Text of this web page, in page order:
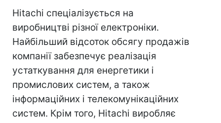
Hitachi спеціалізується на
виробництві різної електроніки.
Найбільший відсоток обсягу продажів
компанії забезпечує реалізація
устаткування для енергетики і
промислових систем, а також
інформаційних і телекомунікаційних
систем. Крім того, Hitachi виробляє